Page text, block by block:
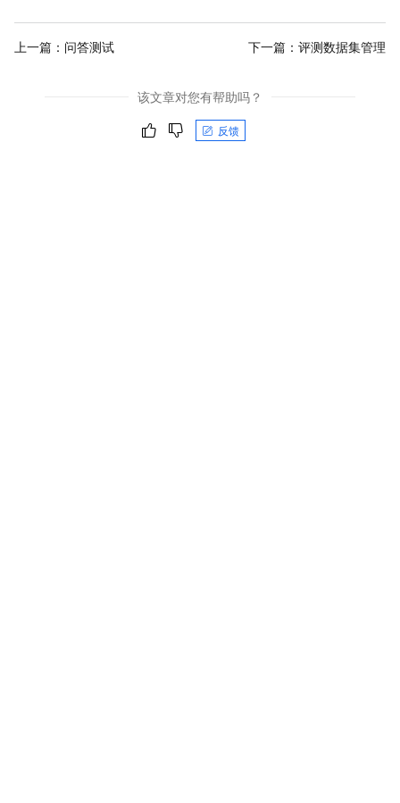
上一篇： 问答测试 下一篇： 评测数据集管理
该文章对您有帮助吗？
反馈